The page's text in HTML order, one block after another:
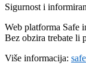
Sigurnost i
Web platforma Safe
Bez obzira trebate li
Više informacija: